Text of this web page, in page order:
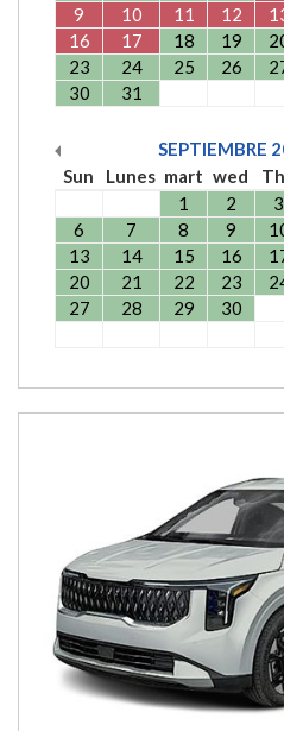
9
10 11 12
16
17 18 19
23
24 25 26
30
31
SEPTIEMBRE
Sun
Lunes mart wed
1
2 3
6
7 8 9
13
14 15 16
20
21 22 23
27
28 29 30